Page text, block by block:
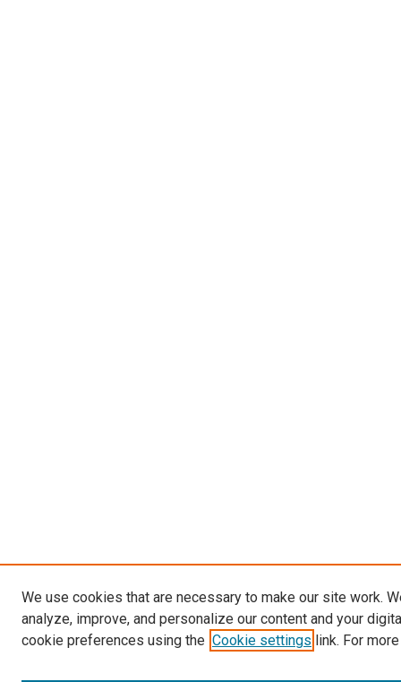
We use cookies that are necessary to make our site work.
analyze, improve, and personalize our content and your
cookie preferences using the Cookie settings link. For